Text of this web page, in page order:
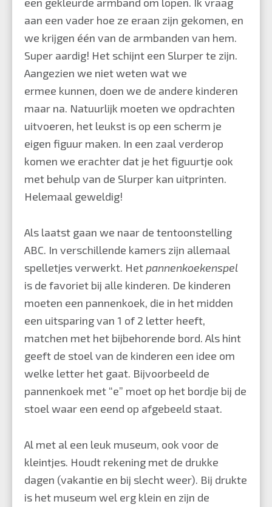
aan een vader hoe ze eraan zijn gekomen, en
we krijgen één van de armbanden van hem.
Super aardig! Het schijnt een Slurper te zijn.
Aangezien we niet weten wat we
ermee kunnen, doen we de andere kinderen
maar na. Natuurlijk moeten we opdrachten
uitvoeren, het leukst is op een scherm je
eigen figuur maken. In een zaal verderop
komen we erachter dat je het figuurtje ook
met behulp van de Slurper kan uitprinten.
Helemaal geweldig!
Als laatst gaan we naar de tentoonstelling
ABC. In verschillende kamers zijn allemaal
spelletjes verwerkt. Het pannenkoekenspel
is de favoriet bij alle kinderen. De kinderen
moeten een pannenkoek, die in het midden
een uitsparing van 1 of 2 letter heeft,
matchen met het bijbehorende bord. Als hint
geeft de stoel van de kinderen een idee om
welke letter het gaat. Bijvoorbeeld de
pannenkoek met “e” moet op het bordje bij de
stoel waar een eend op afgebeeld staat.
Al met al een leuk museum, ook voor de
kleintjes. Houdt rekening met de drukke
dagen (vakantie en bij slecht weer). Bij drukte
is het museum wel erg klein en zijn de